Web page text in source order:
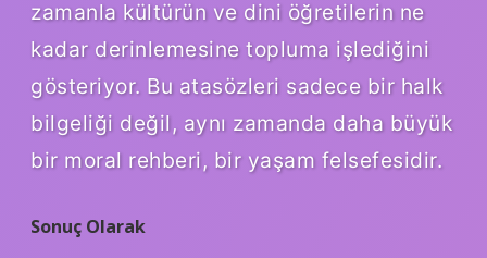
zamanla kültürün ve dini öğretilerin ne
kadar derinlemesine topluma işlediğini
gösteriyor. Bu atasözleri sadece bir halk
bilgeliği değil, aynı zamanda daha büyük
bir moral rehberi, bir yaşam felsefesidir.
Sonuç Olarak